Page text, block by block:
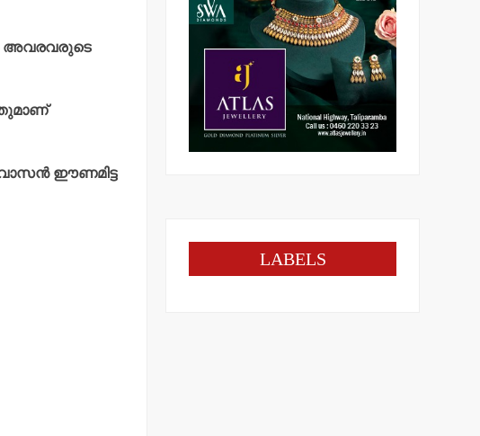
അവരവരുടെ
ഈണമിട്ട
LABELS